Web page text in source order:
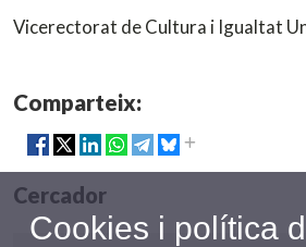
Vicerectorat de Cultura i Igualtat
Comparteix:
Cercador
Cookies i política